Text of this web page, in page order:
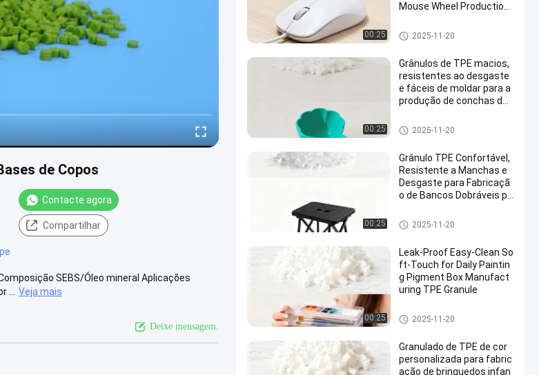
de Copos
Contacte agora
Compartilhar
SEBS/Óleo mineral Aplicações
Veja mais
Deixe mensagem.
00:25
Mouse Wheel Production
Matéria-prima TPE
2025-11-20
00:25
Grânulos de TPE macios,
resistentes ao desgaste
e fáceis de moldar para a
produção de conchas de
zinha
Matéria-prima TPE
2025-11-20
00:25
Grânulo TPE Confortável,
Resistente a Manchas e
Desgaste para Fabricaçã
o de Bancos Dobráveis pa
Internos
Matéria-prima TPE
2025-11-20
00:25
Leak-Proof Easy-Clean So
ft-Touch for Daily Paintin
g Pigment Box Manufact
uring TPE Granule
Matéria-prima TPE
2025-11-20
Granulado de TPE de cor
personalizada para fabric
ação de brinquedos infan